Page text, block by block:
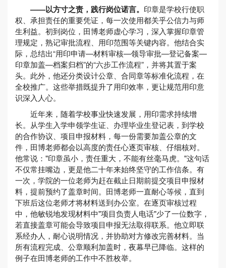
——以方寸之责，践行岗位诺言。 印章是学校行使职
权、承担责任的重要凭证，每一次使用都关乎公信力与师
生利益。初到岗位，田博老师虚心学习，深入掌握印章管
理规定，熟记审批流程、用印范围等关键内容。他结合实
际，总结出“用印申请—材料审核—领导审批—登记备案—
印章加盖—档案归档”的“六步工作流程”，并将其置于案
头。此外，他还分类设计公章、合同章等标准化流程，在
全校推广。这些举措既提升了用印效率，更让规范用印意
识深入人心。
近年来，随着学校事业快速发展，用印需求持续增
长。从学生入学申领学生证、办理毕业生登记表，到学校
的合作协议、项目申报材料，每一份需要加盖公章的文
件，田博老师都会以高度的责任心逐页审核、仔细核对。
他常说："印章虽小，责任重大，不能有丝毫马虎。"这句话
不仅常挂嘴边，更是他二十年来始终坚守的工作信条。有
一次，学院的一位老师为赶在截止日期前提交项目申报材
料，提前预约了盖章时间。田博老师一直耐心等候，直到
下班后这位老师才将材料送到办公室。在逐页审核过程
中，他敏锐地发现材料中"项目负责人电话"少了一位数字，
若直接盖章可能会导致项目申报无法取得联系。他立即联
系经办人，耐心说明情况，并协助对方修改完善材料。当
所有流程完成、公章顺利加盖时，夜幕早已降临。这样的
例子在田博老师的工作中不胜枚举。